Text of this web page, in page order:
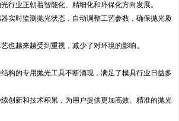
行业正朝着智能化、精细化和环保化方向发展。
实时监测抛光状态，自动调整工艺参数，确保抛光质
也越来越受到重视，减少了对环境的影响。
构的专用抛光工具不断涌现，满足了模具行业日益多
创新和技术积累，为用户提供更加高效、精准的抛光